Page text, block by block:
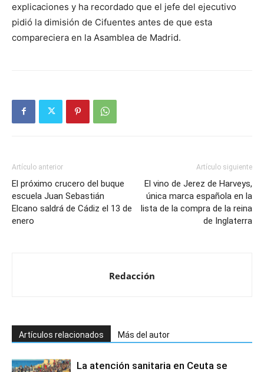
explicaciones y ha recordado que el jefe del ejecutivo
pidió la dimisión de Cifuentes antes de que esta
compareciera en la Asamblea de Madrid.
Artículo anterior
El próximo crucero del buque
escuela Juan Sebastián
Elcano saldrá de Cádiz el 13 de
enero
Artículo siguiente
El vino de Jerez de Harveys,
única marca española en la
lista de la compra de la reina
de Inglaterra
Redacción
Artículos relacionados Más del autor
La atención sanitaria en Ceuta se